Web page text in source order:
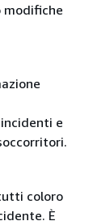
modifiche
e
coloro
È